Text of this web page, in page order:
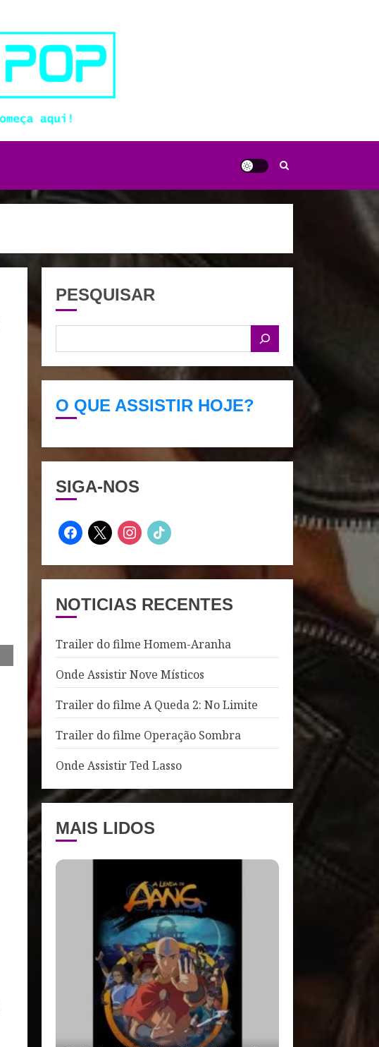
PESQUISAR
O QUE ASSISTIR HOJE?
SIGA-NOS
facebook
x instagram
tiktok
NOTICIAS RECENTES
Trailer do filme Homem-Aranha
Onde Assistir Nove Místicos
Trailer do filme A Queda 2: No Limite
Trailer do filme Operação Sombra
Onde Assistir Ted Lasso
MAIS LIDOS